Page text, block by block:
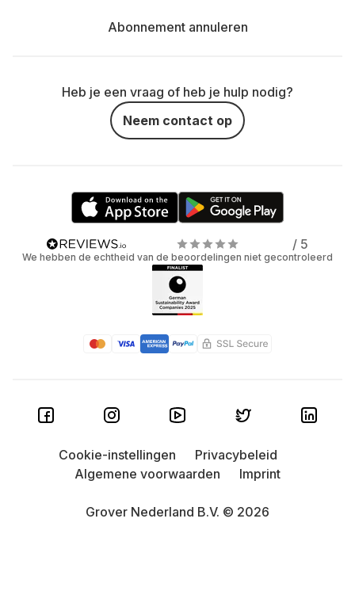
Abonnement annuleren
Heb je een vraag of heb je hulp nodig?
Neem contact op
/ 5
We hebben de echtheid van de beoordelingen niet gecontroleerd
Grover Nederland B.V. © 2026
Cookie-instellingen
Privacybeleid
Algemene voorwaarden
Imprint